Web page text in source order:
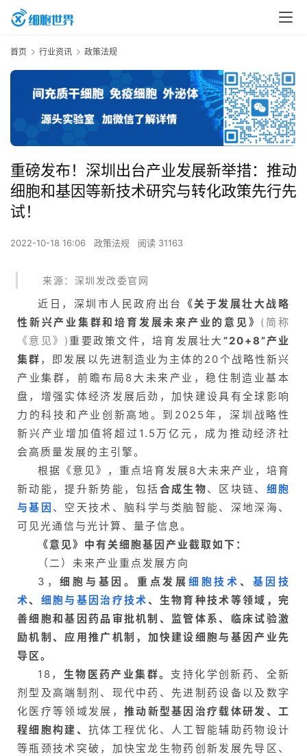
首页 行业资讯 政策法规
重磅发布！深圳出台产业发展新举措：推动
细胞和基因等新技术研究与转化政策先行先
试！
2022-10-18 16:06 政策法规 阅读 31163
来源：深圳发改委官网
近日，深圳市人民政府出台
《关于发展壮大战略
性新兴产业集群和培育发展未来产业的意见》 (简称
《意见》)重要政策文件，培育发展壮大 “20+8”产业
集群 ，即发展以先进制造业为主体的20个战略性新兴
产业集群，前瞻布局8大未来产业，稳住制造业基本
盘，增强实体经济发展后劲，加快建设具有全球影响
力的科技和产业创新高地。到2025年，深圳战略性
新兴产业增加值将超过1.5万亿元，成为推动经济社
会高质量发展的主引擎。
根据《意见》，重点培育发展8大未来产业，培育
新动能，提升新势能，包括合成生物、区块链、 细胞
与基因 、空天技术、脑科学与类脑智能、深地深海、
可见光通信与光计算、量子信息。
《意见》中有关细胞基因产业截取如下：
（二）未来产业重点发展方向
3，细胞与基因。 重点发展 细胞技术 、 基因技
术、 细胞与基因治疗技术、生物育种技术等领域，完
善细胞和基因药品审批机制、监管体系、临床试验激
励机制、应用推广机制， 加快建设细胞与基因产业先
导区。
18， 生物医药产业集群。 支持化学创新药、全新
剂型及高端制剂、现代中药、先进制药设备以及数字
化医疗等领域发展， 推动新型基因治疗载体研发、工
程细胞构建、 抗体工程优化、人工智能辅助药物设计
等瓶颈技术突破，加快宝龙生物药创新发展先导区、